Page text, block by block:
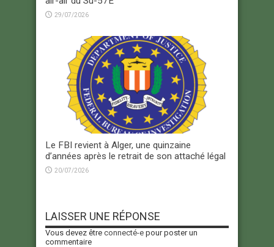
29/07/2026
Le FBI revient à Alger, une quinzaine
d’années après le retrait de son attaché légal
20/07/2026
LAISSER UNE RÉPONSE
Vous devez être connecté-e pour poster un
commentaire